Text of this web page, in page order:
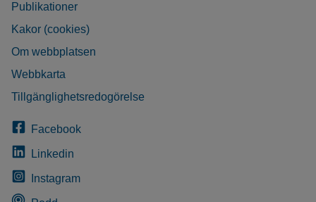
Publikationer
Kakor (cookies)
Om webbplatsen
Webbkarta
Tillgänglighetsredogörelse
Facebook
Linkedin
Instagram